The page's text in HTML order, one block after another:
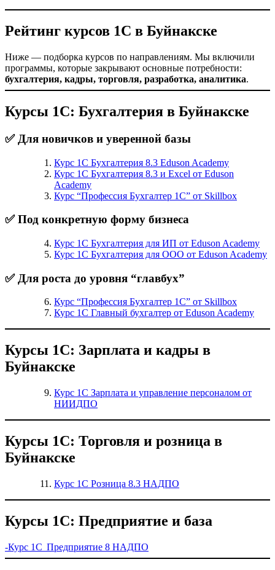
Рейтинг курсов 1С в Буйнакске
Ниже — подборка курсов по направлениям. Мы включили
программы, которые закрывают основные потребности:
бухгалтерия, кадры, торговля, разработка, аналитика.
Курсы 1С: Бухгалтерия в Буйнакске
✅ Для новичков и уверенной базы
Курс 1С Бухгалтерия 8.3 Eduson Academy
Курс 1С Бухгалтерия 8.3 и Excel от Eduson
Academy
Курс “Профессия Бухгалтер 1С” от Skillbox
✅ Под конкретную форму бизнеса
Курс 1С Бухгалтерия для ИП от Eduson Academy
Курс 1С Бухгалтерия для ООО от Eduson Academy
✅ Для роста до уровня “главбух”
Курс “Профессия Бухгалтер 1С” от Skillbox
Курс 1С Главный бухгалтер от Eduson Academy
Курсы 1С: Зарплата и кадры в
Буйнакске
Курс 1С Зарплата и управление персоналом от
НИИДПО
Курсы 1С: Торговля и розница в
Буйнакске
Курс 1С Розница 8.3 НАДПО
Курсы 1С: Предприятие и база
-Курс 1С Предприятие 8 НАДПО